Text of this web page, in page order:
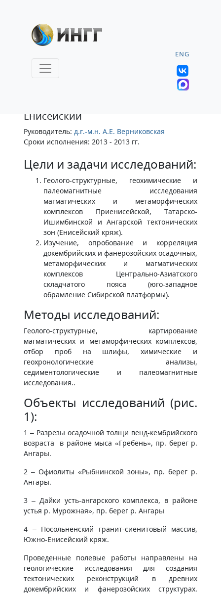
ENG
Енисейский
Руководитель: д.г.-м.н. А.Е. Верниковская
Сроки исполнения: 2013 - 2013 гг.
Цели и задачи исследований:
Геолого-структурные, геохимические и
палеомагнитные исследования
магматических и метаморфических
комплексов Приенисейской, Татарско-
Ишимбинской и Ангарской тектонических
зон (Енисейский кряж).
Изучение, опробование и корреляция
докембрийских и фанерозойских осадочных,
метаморфических и магматических
комплексов Центрально-Азиатского
складчатого пояса (юго-западное
обрамление Сибирской платформы).
Методы исследований:
Геолого-структурные, картирование
магматических и метаморфических комплексов,
отбор проб на шлифы, химические и
геохронологические анализы,
седиментологические и палеомагнитные
исследования..
Объекты исследований (рис.
1):
1 – Разрезы осадочной толщи венд-кембрийского
возраста в районе мыса «Гребень», пр. берег р.
Ангары.
2 – Офиолиты «Рыбнинской зоны», пр. берег р.
Ангары.
3 – Дайки усть-ангарского комплекса, в районе
устья р. Мурожная», пр. берег р. Ангары
4 – Посольненский гранит-сиенитовый массив,
Южно-Енисейский кряж.
Проведенные полевые работы направлены на
геологические исследования для создания
тектонических реконструкций в древних
докембрийских и фанерозойских структурах.